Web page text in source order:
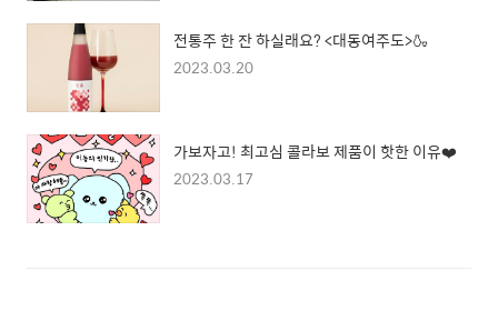
전통주 한 잔 하실래요? <대동여주도>🍶
2023.03.20
가보자고! 최고심 콜라보 제품이 핫한 이유❤️
2023.03.17